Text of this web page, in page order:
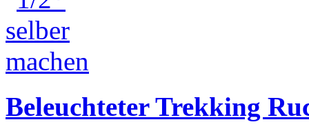
Beleuchteter Trekking